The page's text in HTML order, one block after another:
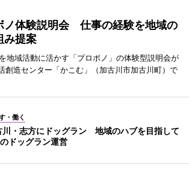
ノ体験説明会 仕事の経験を地域の
み提案
地域活動に活かす「プロボノ」の体験型説明会が
創造センター「かこむ」（加古川市加古川町）で
・働く
川・志方にドッグラン 地域のハブを目指して
ドッグラン運営